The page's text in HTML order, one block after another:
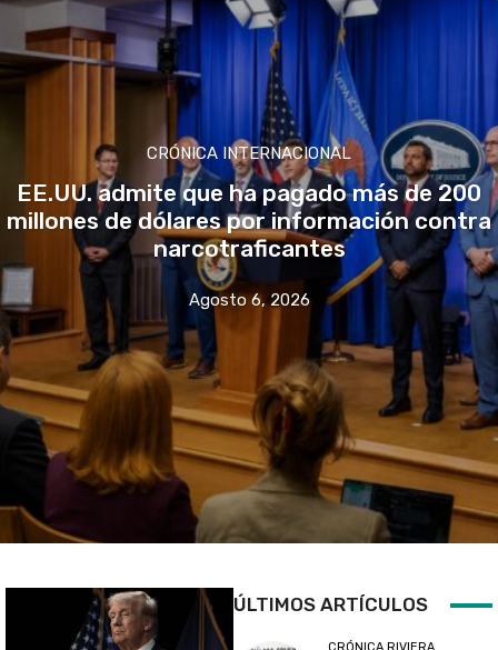
CRÓNICA INTERNACIONAL
EE.UU. admite que ha pagado más de 200
millones de dólares por información contra
narcotraficantes
Agosto 6, 2026
ÚLTIMOS ARTÍCULOS